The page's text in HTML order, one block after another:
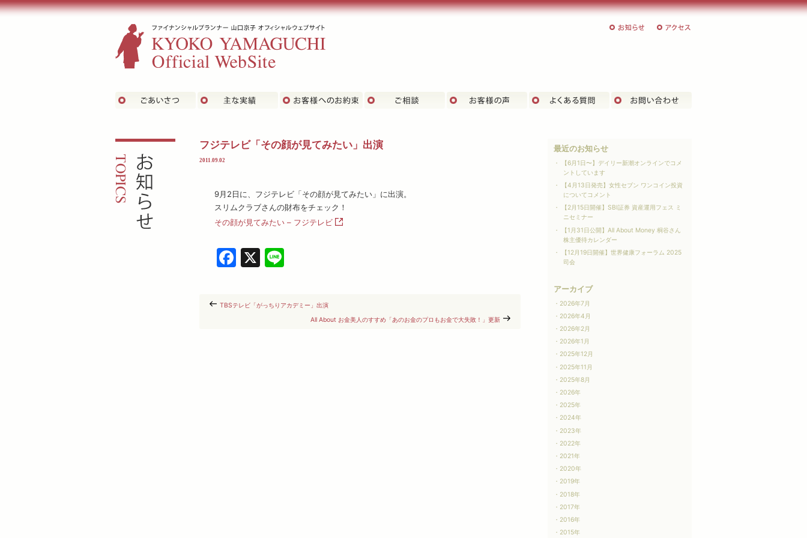
ごあいさつ 主な実績 お客さまへのお約束 ご相談 お客様の声 よくある質問
お知らせ
お知らせフジテレビ「その顔が見てみたい」出演
2011.09.02
9月2日に、フジテレビ「その顔が見てみたい」に出演。
スリムクラブさんの財布をチェック！
その顔が見てみたい – フジテレビ
Facebook
X
TBSテレビ「がっちりアカデミー」出演
All About お金美人のすすめ「あのお金のプロもお金で大失敗！」更新
最近のお知らせ
【6月1日〜】デイリー新潮オンラインでコメ
ントしています
【4月13日発売】女性セブン ワンコイン投資
についてコメント
【2月15日開催】SBI証券 資産運用フェス ミ
ニセミナー
【1月31日公開】All About Money 桐谷さん
株主優待カレンダー
【12月19日開催】世界健康フォーラム 2025
司会
アーカイブ
2026年7月
2026年4月
2026年2月
2026年1月
2025年12月
2025年11月
2025年8月
2026年
2025年
2024年
2023年
2022年
2021年
2020年
2019年
2018年
2017年
2016年
2015年